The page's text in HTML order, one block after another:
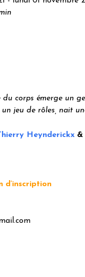
du corps émerge un
un jeu de rôles, nait
Heynderickx &
d’inscription